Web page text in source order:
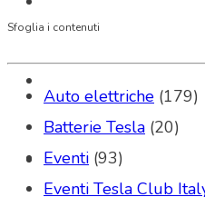
Sfoglia i contenuti
Auto elettriche (179)
Batterie Tesla (20)
Eventi (93)
Eventi Tesla Club